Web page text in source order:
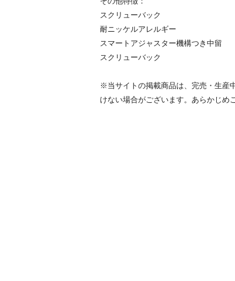
スクリューバック
耐ニッケルアレルギー
スマートアジャスター機構つき中留
スクリューバック
※当サイトの掲載商品は、完売・生産
けない場合がございます。あらかじめ